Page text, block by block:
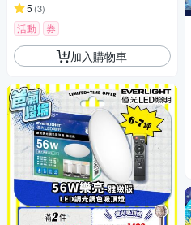
5 (3)
活動 券
加入購物車